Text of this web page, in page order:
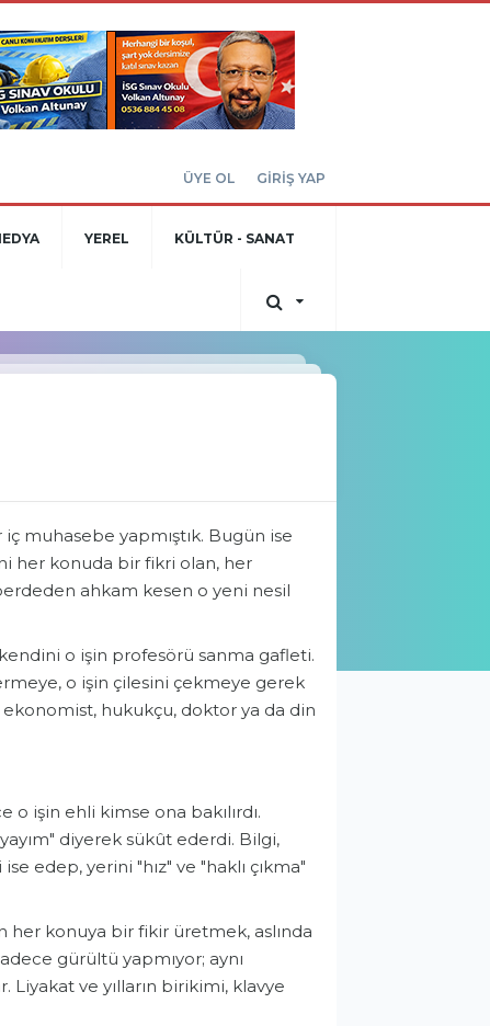
ÜYE OL GİRİŞ YAP
YEREL KÜLTÜR - SANAT
muhasebe yapmıştık. Bugün ise
her konuda bir fikri olan, her
ahkam kesen o yeni nesil
o işin profesörü sanma gafleti.
o işin çilesini çekmeye gerek
ekonomist, hukukçu, doktor ya da din
o işin ehli kimse ona bakılırdı.
diyerek sükût ederdi. Bilgi,
edep, yerini "hız" ve "haklı çıkma"
her konuya bir fikir üretmek, aslında
gürültü yapmıyor; aynı
Liyakat ve yılların birikimi, klavye